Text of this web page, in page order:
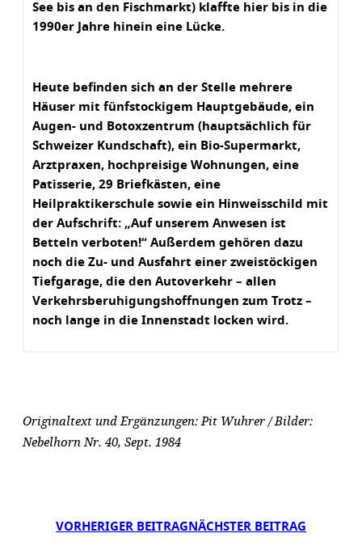
See bis an den Fischmarkt) klaffte hier bis in die
1990er Jahre hinein eine Lücke.
Heute befinden sich an der Stelle mehrere
Häuser mit fünfstockigem Hauptgebäude, ein
Augen- und Botoxzentrum (hauptsächlich für
Schweizer Kundschaft), ein Bio-Supermarkt,
Arztpraxen, hochpreisige Wohnungen, eine
Patisserie, 29 Briefkästen, eine
Heilpraktikerschule sowie ein Hinweisschild mit
der Aufschrift: „Auf unserem Anwesen ist
Betteln verboten!“ Außerdem gehören dazu
noch die Zu- und Ausfahrt einer zweistöckigen
Tiefgarage, die den Autoverkehr – allen
Verkehrsberuhigungshoffnungen zum Trotz –
noch lange in die Innenstadt locken wird.
Originaltext und Ergänzungen: Pit Wuhrer / Bilder:
Nebelhorn Nr. 40, Sept. 1984
VORHERIGER BEITRAG NÄCHSTER BEITRAG